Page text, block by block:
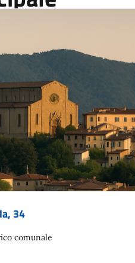
34
comunale